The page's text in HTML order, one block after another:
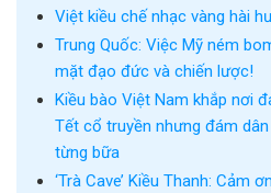
Việt kiều chế nhạc vàng hài
Trung Quốc: Việc Mỹ ném
mặt đạo đức và chiến lược!
Kiều bào Việt Nam khắp nơi
Tết cổ truyền nhưng đám
từng bữa
‘Trà Cave’ Kiều Thanh: Cảm